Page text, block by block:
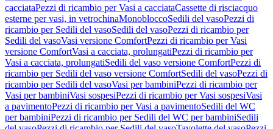
cacciataPezzi di ricambio per Vasi a cacciataCassette di risciacquo
esterne per vasi, in vetrochinaMonobloccoSedili del vasoPezzi di
ricambio per Sedili del vasoSedili del vasoPezzi di ricambio per
Sedili del vasoVasi versione ComfortPezzi di ricambio per Vasi
versione ComfortVasi a cacciata, prolungatiPezzi di ricambio per
Vasi a cacciata, prolungatiSedili del vaso versione ComfortPezzi di
ricambio per Sedili del vaso versione ComfortSedili del vasoPezzi di
ricambio per Sedili del vasoVasi per bambiniPezzi di ricambio per
Vasi per bambiniVasi sospesiPezzi di ricambio per Vasi sospesiVasi
a pavimentoPezzi di ricambio per Vasi a pavimentoSedili del WC
per bambiniPezzi di ricambio per Sedili del WC per bambiniSedili